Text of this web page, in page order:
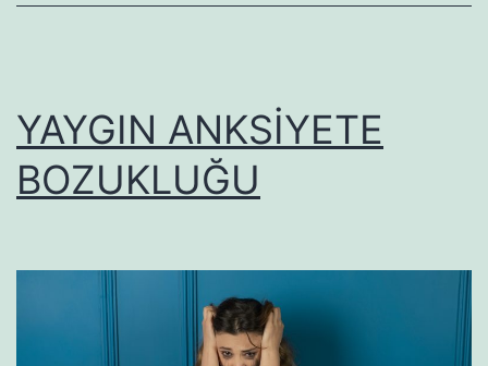
YAYGIN ANKSİYETE
BOZUKLUĞU